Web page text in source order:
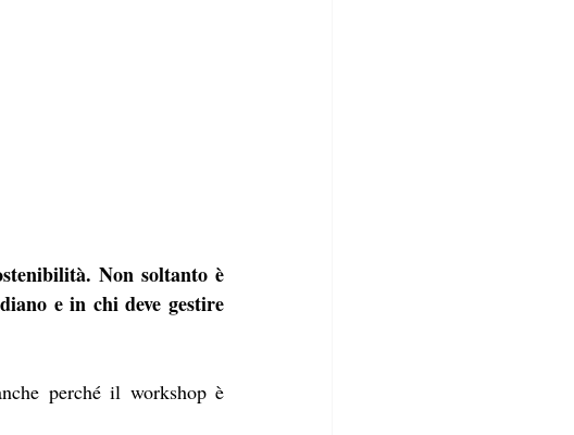
Non soltanto è
e in chi deve gestire
perché il workshop è